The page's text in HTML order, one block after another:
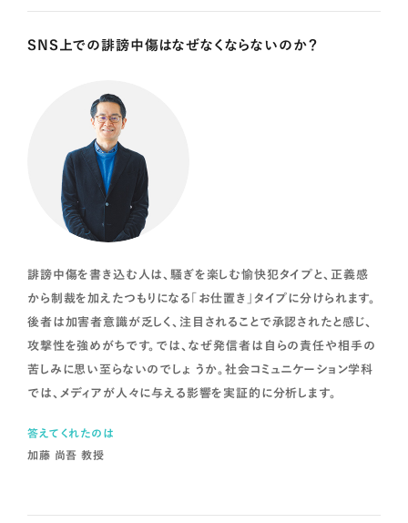
す。
カリキュラム概要・授業・演習内容を
SNS上での誹謗中傷はなぜなくならないのか？
誹謗中傷を書き込む人は、騒ぎを楽しむ愉快犯タイプと、正義感
から制裁を加えたつもりになる「お仕置き」タイプに分けられます。
後者は加害者意識が乏しく、注目されることで承認されたと感じ、
攻撃性を強めがちです。では、なぜ発信者は自らの責任や相手の
苦しみに思い至らないのでしょ うか。社会コミュニケーション学科
では、メディアが人々に与える影響を実証的に分析します。
答えてくれたのは
加藤 尚吾 教授